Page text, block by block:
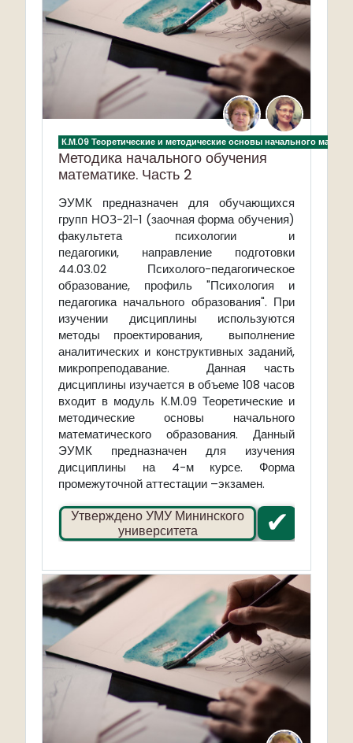
К.М.09 Теоретические и методические основы начального
Методика начального обучения
математике. Часть 2
ЭУМК предназначен для обучающихся
групп НОЗ-21-1 (заочная форма обучения)
факультета психологии и
педагогики, направление подготовки
44.03.02 Психолого-педагогическое
образование, профиль "Психология и
педагогика начального образования". При
изучении дисциплины используются
методы проектирования, выполнение
аналитических и конструктивных заданий,
микропреподавание. Данная часть
дисциплины изучается в объеме 108 часов
входит в модуль К.М.09 Теоретические и
методические основы начального
математического образования. Данный
ЭУМК предназначен для изучения
дисциплины на 4-м курсе. Форма
промежуточной аттестации –экзамен.
Утверждено УМУ Мининского
университета
✔